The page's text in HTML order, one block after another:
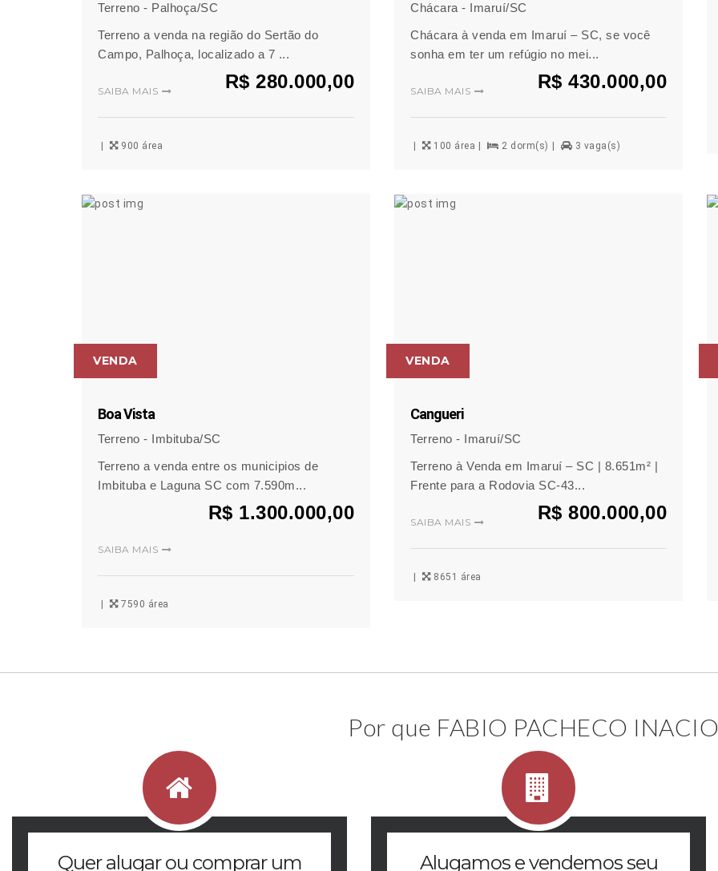
Terreno - Palhoça/SC
Terreno a venda na região do Sertão do
Campo, Palhoça, localizado a 7 ...
R$ 280.000,00
SAIBA MAIS
900 área
Chácara - Imaruí/SC
Chácara à venda em Imaruí – SC, se você
sonha em ter um refúgio no mei...
R$ 430.000,00
SAIBA MAIS
100 área 2 dorm(s) 3 vaga(s)
VENDA
Boa Vista
Terreno - Imbituba/SC
Terreno a venda entre os municipios de
Imbituba e Laguna SC com 7.590m...
R$ 1.300.000,00
SAIBA MAIS
7590 área
VENDA
Cangueri
Terreno - Imaruí/SC
Terreno à Venda em Imaruí – SC | 8.651m² |
Frente para a Rodovia SC-43...
R$ 800.000,00
SAIBA MAIS
8651 área
Por que FABIO PACHECO
Quer alugar ou comprar um Alugamos e vendemos seu